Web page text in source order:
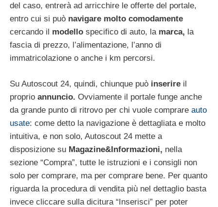
del caso, entrerà ad arricchire le offerte del portale,
entro cui si può navigare molto comodamente
cercando il modello specifico di auto, la marca, la
fascia di prezzo, l’alimentazione, l’anno di
immatricolazione o anche i km percorsi.
Su Autoscout 24, quindi, chiunque può inserire il
proprio annuncio. Ovviamente il portale funge anche
da grande punto di ritrovo per chi vuole comprare auto
usate: come detto la navigazione è dettagliata e molto
intuitiva, e non solo, Autoscout 24 mette a
disposizione su Magazine&Informazioni, nella
sezione “Compra”, tutte le istruzioni e i consigli non
solo per comprare, ma per comprare bene. Per quanto
riguarda la procedura di vendita più nel dettaglio basta
invece cliccare sulla dicitura “Inserisci” per poter